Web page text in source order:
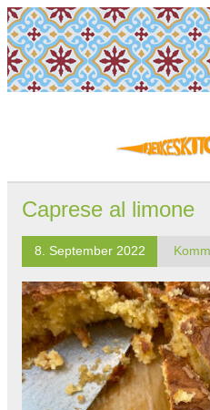
Caprese al limone
8. September 2022